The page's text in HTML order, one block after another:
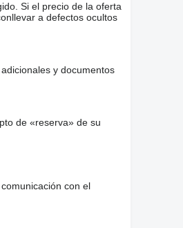
Si el precio de la oferta
a defectos ocultos
y documentos
de «reserva» de su
con el